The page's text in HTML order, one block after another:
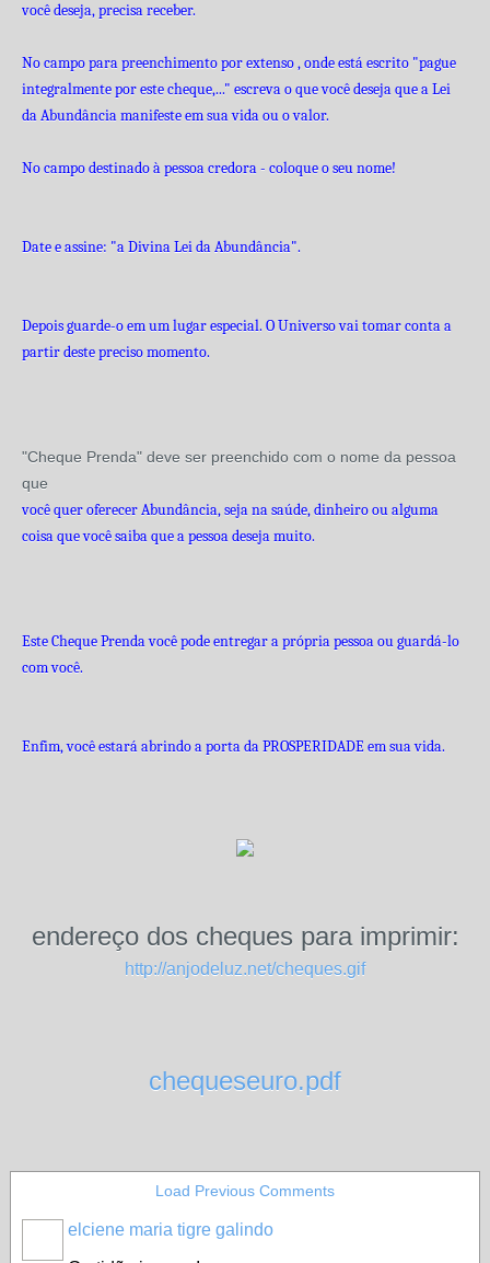
você deseja, precisa receber.
No campo para preenchimento por extenso , onde está escrito "pague
integralmente por este cheque,..." escreva o que você deseja que a Lei
da Abundância manifeste em sua vida ou o valor.
No campo destinado à pessoa credora - coloque o seu nome!
Date e assine: "a Divina Lei da Abundância".
Depois guarde-o em um lugar especial. O Universo vai tomar conta a
partir deste preciso momento.
"Cheque Prenda" deve ser preenchido com o nome da pessoa
que
você quer oferecer Abundância, seja na saúde, dinheiro ou alguma
coisa que você saiba que a pessoa deseja muito.
Este Cheque Prenda você pode entregar a própria pessoa ou guardá-lo
com você.
Enfim, você estará abrindo a porta da PROSPERIDADE em sua vida.
endereço dos cheques para imprimir:
http://anjodeluz.net/cheques.gif
chequeseuro.pdf
Load Previous Comments
elciene maria tigre galindo